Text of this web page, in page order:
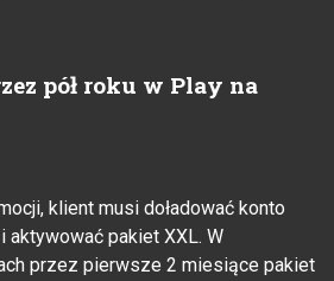
pół roku w Play na
klient musi doładować konto
aktywować pakiet XXL. W
przez pierwsze 2 miesiące pakiet